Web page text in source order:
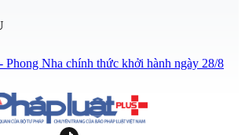
Phong Nha chính thức khởi hành ngày 28/8